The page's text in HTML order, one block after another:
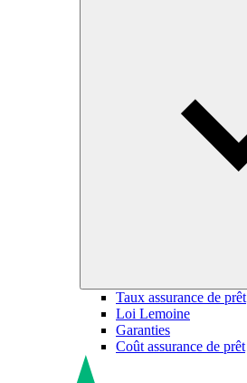
Taux assurance de prêt
Loi Lemoine
Garanties
Coût assurance de prêt